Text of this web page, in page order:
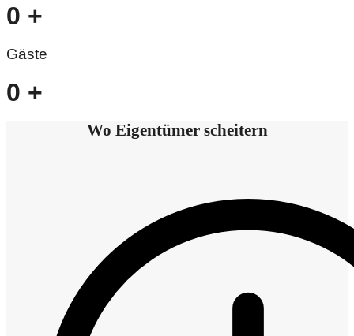
0 +
Gäste
0 +
Wo Eigentümer scheitern